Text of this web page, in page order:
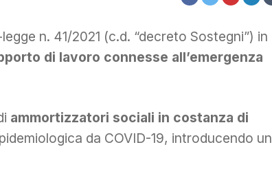
n. 41/2021 (c.d. “decreto Sostegni”) in
di lavoro connesse all’emergenza
ammortizzatori sociali in costanza di
da COVID-19, introducendo un